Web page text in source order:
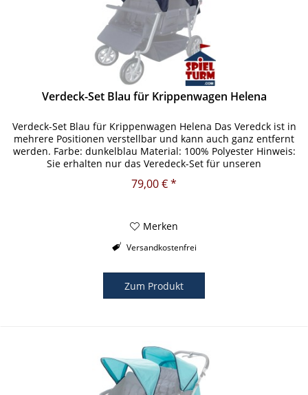
Verdeck-Set Blau für Krippenwagen Helena
Verdeck-Set Blau für Krippenwagen Helena Das Veredck ist in
mehrere Positionen verstellbar und kann auch ganz entfernt
werden. Farbe: dunkelblau Material: 100% Polyester Hinweis:
Sie erhalten nur das Veredeck-Set für unseren
Krippenwagen...
79,00 € *
Merken
Versandkostenfrei
Zum Produkt